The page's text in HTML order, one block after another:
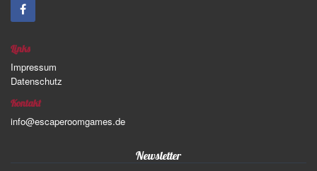
Links
Impressum
Datenschutz
Kontakt
info@escaperoomgames.de
Newsletter